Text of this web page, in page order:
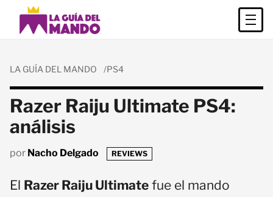
LA GUÍA DEL MANDO PS4
Razer Raiju Ultimate PS4:
análisis
por Nacho Delgado REVIEWS
El Razer Raiju Ultimate fue el mando